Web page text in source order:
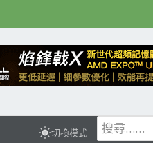
切換模式